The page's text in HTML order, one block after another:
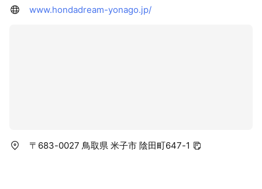
www.hondadream-yonago.jp/
〒683-0027 鳥取県 米子市 陰田町647-1